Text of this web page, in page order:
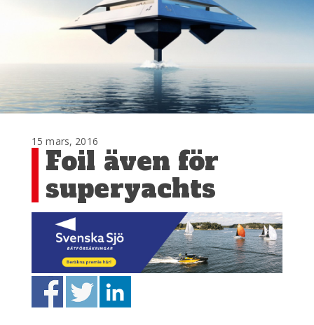
15 mars, 2016
Foil även för
superyachts